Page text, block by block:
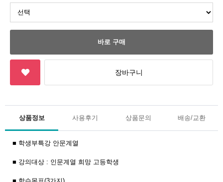
상품정보 사용후기 상품문의 배송/교환
■ 학생부특강 안문계열
■ 강의대상 : 인문계열 희망 고등학생